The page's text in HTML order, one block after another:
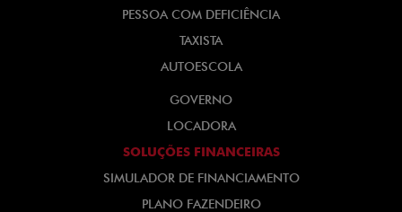
PESSOA COM DEFICIÊNCIA
TAXISTA
AUTOESCOLA
GOVERNO
LOCADORA
SOLUÇÕES FINANCEIRAS
SIMULADOR DE FINANCIAMENTO
PLANO FAZENDEIRO